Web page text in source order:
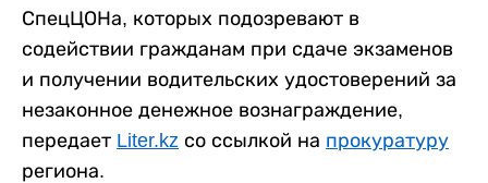
СпецЦОНа, которых подозревают в
содействии гражданам при сдаче экзаменов
и получении водительских удостоверений за
незаконное денежное вознаграждение,
передает Liter.kz со ссылкой на прокуратуру
региона.